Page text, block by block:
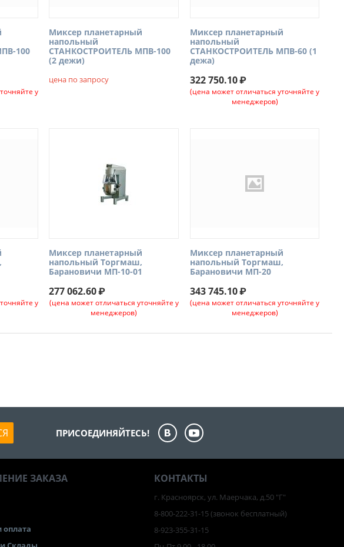
100
у
Миксер планетарный
напольный
СТАНКОСТРОИТЕЛЬ МПВ-100
(2 дежи)
цена по запросу
Миксер планетарный
напольный
СТАНКОСТРОИТЕЛЬ МПВ-60 (1
дежа)
322 750.10₽
(цена может отличаться уточняйте у
менеджеров)
у
Миксер планетарный
напольный Торгмаш,
Барановичи МП-10-01
277 062.60₽
(цена может отличаться уточняйте у
менеджеров)
Миксер планетарный
напольный Торгмаш,
Барановичи МП-20
343 745.10₽
(цена может отличаться уточняйте у
менеджеров)
ПРИСОЕДИНЯЙТЕСЬ!
ЗАКАЗА
оплата
КОНТАКТЫ
г. Красноярск, ул. Маерчака, д.50 "Г"
8-800-222-31-15(звонок бесплатный)
8-923-355-31-15